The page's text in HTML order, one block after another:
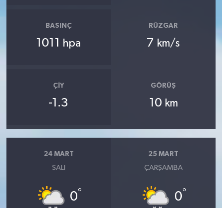
BASINÇ
1011 hpa
RÜZGAR
7 km/s
ÇIY
-1.3
GÖRÜŞ
10 km
24 MART
SALI
0°
25 MART
ÇARŞAMBA
0°